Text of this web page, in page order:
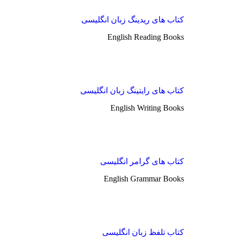
کتاب های ریدینگ زبان انگلیسی
English Reading Books
کتاب های رایتینگ زبان انگلیسی
English Writing Books
کتاب های گرامر انگلیسی
English Grammar Books
کتاب تلفظ زبان انگلیسی